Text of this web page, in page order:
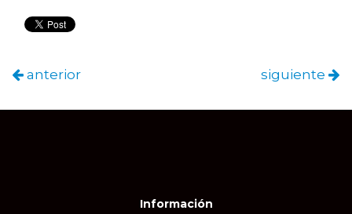
anterior siguiente
Información